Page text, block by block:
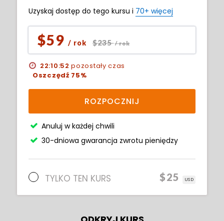
Uzyskaj dostęp do tego kursu i 70+ więcej
$59 / rok $235/ rok
22:10:51 pozostały czas
Oszczędź 75%
ROZPOCZNIJ
Anuluj w każdej chwili
30-dniowa gwarancja zwrotu pieniędzy
TYLKO TEN KURS $25 USD